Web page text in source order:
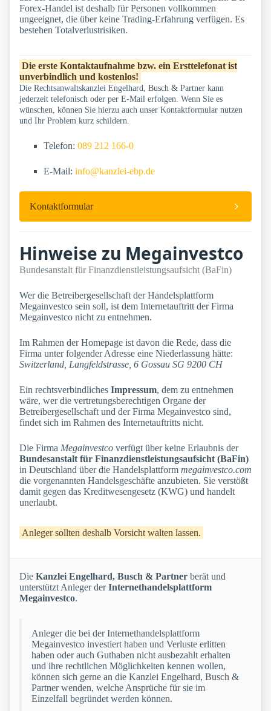
Forex-Handel ist deshalb für Personen vollkommen
ungeeignet, die über keine Trading-Erfahrung verfügen. Es
bestehen Totalverlustrisiken.
Die erste Kontaktaufnahme bzw. ein Ersttelefonat ist
unverbindlich und kostenlos!
Die Rechtsanwaltskanzlei Engelhard, Busch & Partner kann
jederzeit telefonisch oder per E-Mail erfolgen. Wenn Sie es
wünschen, können Sie hierzu auch unser Kontaktformular nutzen
und Ihr Problem kurz schildern.
Telefon: 089 212 166-0
E-Mail: info@kanzlei-ebp.de
Kontaktformular
Hinweise zu Megainvestco
Bundesanstalt für Finanzdienstleistungsaufsicht (BaFin)
Wer die Betreibergesellschaft der Handelsplattform
Megainvestco sein soll, ist dem Internetauftritt der Firma
Megainvestco nicht zu entnehmen.
Im Rahmen der Homepage ist davon die Rede, dass die
Firma unter folgender Adresse eine Niederlassung hätte:
Switzerland, Langfeldstrasse, 6 Gossau SG 9200 CH
Ein rechtsverbindliches Impressum, dem zu entnehmen
wäre, wer die vertretungsberechtigen Organe der
Betreibergesellschaft und der Firma Megainvestco sind,
findet sich im Rahmen des Internetauftritts nicht.
Die Firma Megainvestco verfügt über keine Erlaubnis der
Bundesanstalt für Finanzdienstleistungsaufsicht (BaFin)
in Deutschland über die Handelsplattform megainvestco.com
die vorgenannten Handelsgeschäfte anzubieten. Sie verstößt
damit gegen das Kreditwesengesetz (KWG) und handelt
unerlaubt.
Anleger sollten deshalb Vorsicht walten lassen.
Die Kanzlei Engelhard, Busch & Partner berät und
unterstützt Anleger derInternethandelsplattform
Megainvestco.
Anleger die bei der Internethandelsplattform
Megainvestco investiert haben und Verluste erlitten
haben oder auch Guthaben nicht ausbezahlt erhalten
und ihre rechtlichen Möglichkeiten kennen wollen,
können sich gerne an die Kanzlei Engelhard, Busch &
Partner wenden, welche Ansprüche für sie im
Einzelfall begründet werden können.